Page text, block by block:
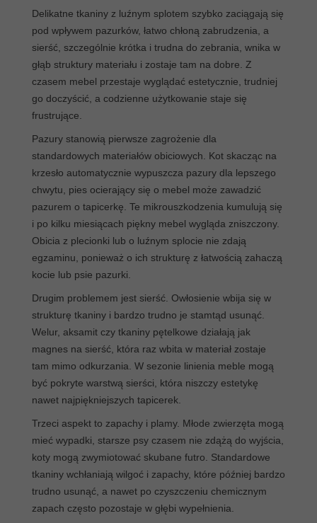
Delikatne tkaniny z luźnym splotem szybko zaciągają się
pod wpływem pazurków, łatwo chłoną zabrudzenia, a
sierść, szczególnie krótka i trudna do zebrania, wnika w
głąb struktury materiału i zostaje tam na dobre. Z
czasem mebel przestaje wyglądać estetycznie, trudniej
go doczyścić, a codzienne użytkowanie staje się
frustrujące.
Pazury stanowią pierwsze zagrożenie dla
standardowych materiałów obiciowych. Kot skacząc na
krzesło automatycznie wypuszcza pazury dla lepszego
chwytu, pies ocierający się o mebel może zawadzić
pazurem o tapicerkę. Te mikrouszkodzenia kumulują się
i po kilku miesiącach piękny mebel wygląda zniszczony.
Obicia z plecionki lub o luźnym splocie nie zdają
egzaminu, ponieważ o ich strukturę z łatwością zahaczą
kocie lub psie pazurki.
Drugim problemem jest sierść. Owłosienie wbija się w
strukturę tkaniny i bardzo trudno je stamtąd usunąć.
Welur, aksamit czy tkaniny pętelkowe działają jak
magnes na sierść, która raz wbita w materiał zostaje
tam mimo odkurzania. W sezonie linienia meble mogą
być pokryte warstwą sierści, która niszczy estetykę
nawet najpiękniejszych tapicerek.
Trzeci aspekt to zapachy i plamy. Młode zwierzęta mogą
mieć wypadki, starsze psy czasem nie zdążą do wyjścia,
koty mogą zwymiotować skubane futro. Standardowe
tkaniny wchłaniają wilgoć i zapachy, które później bardzo
trudno usunąć, a nawet po czyszczeniu chemicznym
zapach często pozostaje w głębi wypełnienia.